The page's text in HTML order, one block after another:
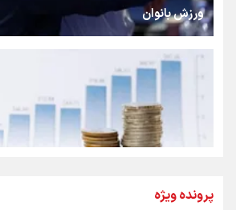
رسانه ملی و حق مردم برای
روایت ایران از کنار مردم
ورزش بانوان
پرونده ویژه